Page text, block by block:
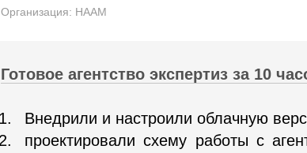
Организация: НААМ
Готовое агентство экспертиз за 10
Внедрили и настроили облачную
проектировали схему работы с